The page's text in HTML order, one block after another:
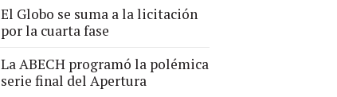
El Globo se suma a la licitación
por la cuarta fase
La ABECH programó la polémica
serie final del Apertura